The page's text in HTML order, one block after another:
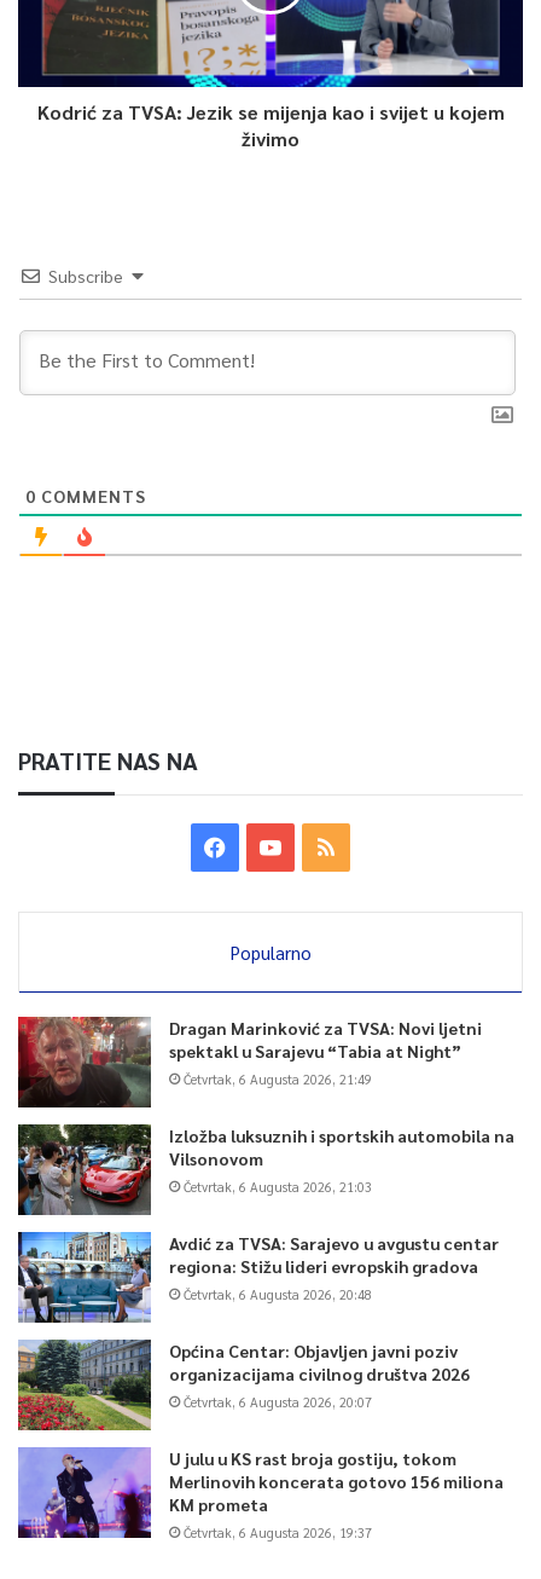
Kodrić za TVSA: Jezik se mijenja kao i svijet u kojem
živimo
Subscribe
0 COMMENTS
PRATITE NAS NA
Popularno
Dragan Marinković za TVSA: Novi ljetni
spektakl u Sarajevu “Tabia at Night”
Četvrtak, 6 Augusta 2026, 21:49
Izložba luksuznih i sportskih automobila na
Vilsonovom
Četvrtak, 6 Augusta 2026, 21:03
Avdić za TVSA: Sarajevo u avgustu centar
regiona: Stižu lideri evropskih gradova
Četvrtak, 6 Augusta 2026, 20:48
Općina Centar: Objavljen javni poziv
organizacijama civilnog društva 2026
Četvrtak, 6 Augusta 2026, 20:07
U julu u KS rast broja gostiju, tokom
Merlinovih koncerata gotovo 156 miliona
KM prometa
Četvrtak, 6 Augusta 2026, 19:37